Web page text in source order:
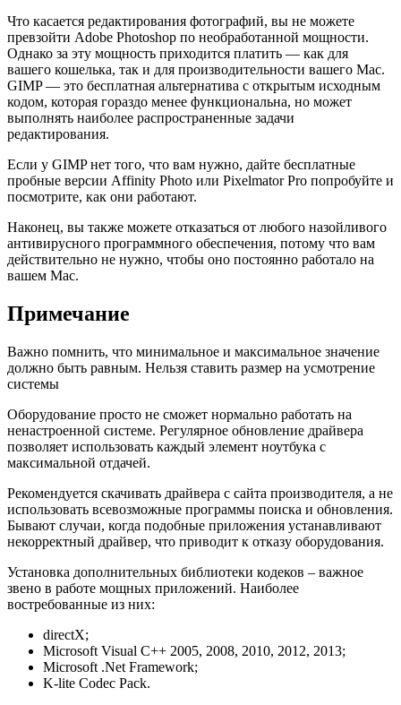
Что касается редактирования фотографий, вы не можете
превзойти Adobe Photoshop по необработанной мощности.
Однако за эту мощность приходится платить — как для
вашего кошелька, так и для производительности вашего Mac.
GIMP — это бесплатная альтернатива с открытым исходным
кодом, которая гораздо менее функциональна, но может
выполнять наиболее распространенные задачи
редактирования.
Если у GIMP нет того, что вам нужно, дайте бесплатные
пробные версии Affinity Photo или Pixelmator Pro попробуйте и
посмотрите, как они работают.
Наконец, вы также можете отказаться от любого назойливого
антивирусного программного обеспечения, потому что вам
действительно не нужно, чтобы оно постоянно работало на
вашем Mac.
Примечание
Важно помнить, что минимальное и максимальное значение
должно быть равным. Нельзя ставить размер на усмотрение
системы
Оборудование просто не сможет нормально работать на
ненастроенной системе. Регулярное обновление драйвера
позволяет использовать каждый элемент ноутбука с
максимальной отдачей.
Рекомендуется скачивать драйвера с сайта производителя, а не
использовать всевозможные программы поиска и обновления.
Бывают случаи, когда подобные приложения устанавливают
некорректный драйвер, что приводит к отказу оборудования.
Установка дополнительных библиотеки кодеков – важное
звено в работе мощных приложений. Наиболее
востребованные из них:
directX;
Microsoft Visual C++ 2005, 2008, 2010, 2012, 2013;
Microsoft .Net Framework;
K-lite Codec Pack.